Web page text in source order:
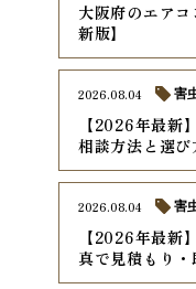
大阪府のエア
新版】
【2026年最新
相談方法と選び
2026.08.04 害
【2026年最新
真で見積もり・
2026.08.04 害